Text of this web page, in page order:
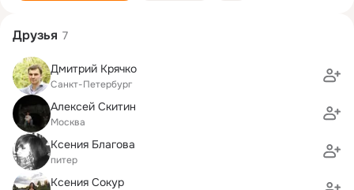
Друзья 7
Дмитрий Крячко
Санкт-Петербург
Алексей Скитин
Москва
Ксения Благова
питер
Ксения Сокур